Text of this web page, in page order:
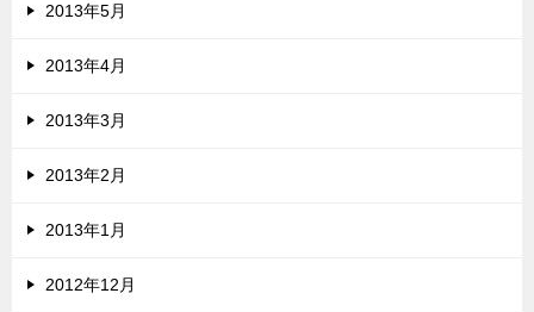
2013年5月
2013年4月
2013年3月
2013年2月
2013年1月
2012年12月